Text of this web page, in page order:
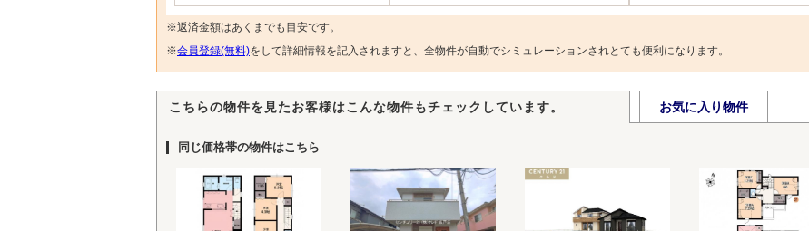
※返済金額はあくまでも目安です。
※会員登録(無料)をして詳細情報を記入されますと、全物件が自動でシミュレーションされとても便利になります。
こちらの物件を見たお客様はこんな物件もチェックしています。 お気に入り物件
同じ価格帯の物件はこちら